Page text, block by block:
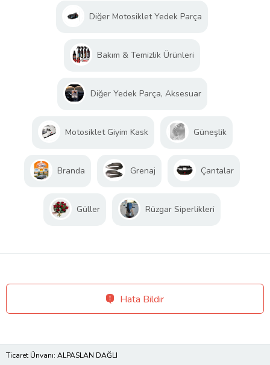
Diğer Motosiklet Yedek Parça
Bakım & Temizlik Ürünleri
Diğer Yedek Parça, Aksesuar
Motosiklet Giyim Kask Güneşlik
Branda Grenaj Çantalar
Güller Rüzgar Siperlikleri
Hata Bildir
Ticaret Ünvanı: ALPASLAN DAĞLI